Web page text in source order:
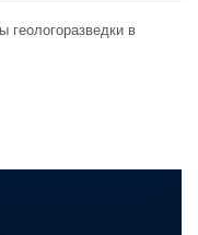
геологоразведки в